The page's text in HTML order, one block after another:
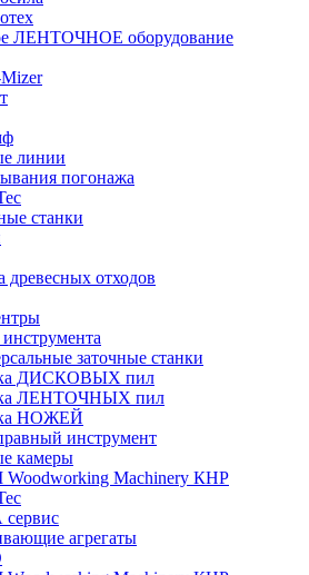
ЛЕНТОЧНОЕ оборудование
линии
погонажа
станки
древесных отходов
заточные станки
ДИСКОВЫХ пил
ЛЕНТОЧНЫХ пил
НОЖЕЙ
инструмент
камеры
Woodworking Machinery КНР
агрегаты